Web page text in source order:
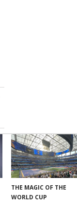
THE MAGIC OF THE
WORLD CUP